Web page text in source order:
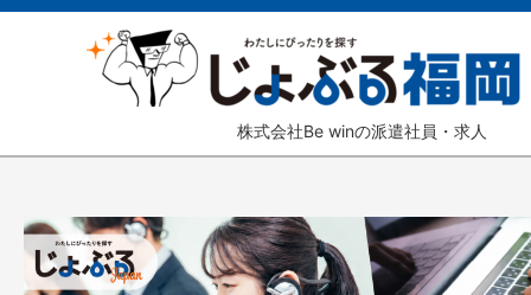
株式会社Be winの派遣社員・求人